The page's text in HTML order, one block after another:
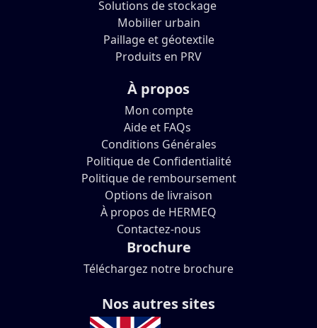
Solutions de stockage
Mobilier urbain
Paillage et géotextile
Produits en PRV
À propos
Mon compte
Aide et FAQs
Conditions Générales
Politique de Confidentialité
Politique de remboursement
Options de livraison
À propos de HERMEQ
Contactez-nous
Brochure
Téléchargez notre brochure
Nos autres sites